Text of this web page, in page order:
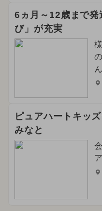
6ヵ月～12歳まで発
び」が充実
ピュアハートキッ
みなと